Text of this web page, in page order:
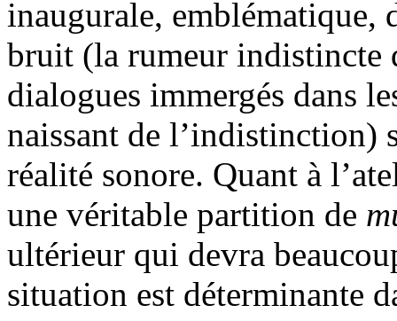
inaugurale, emblématique,
bruit (la rumeur indistincte
dialogues immergés dans
naissant de l’indistinction)
réalité sonore. Quant à
une véritable partition de
ultérieur qui devra
situation est déterminante